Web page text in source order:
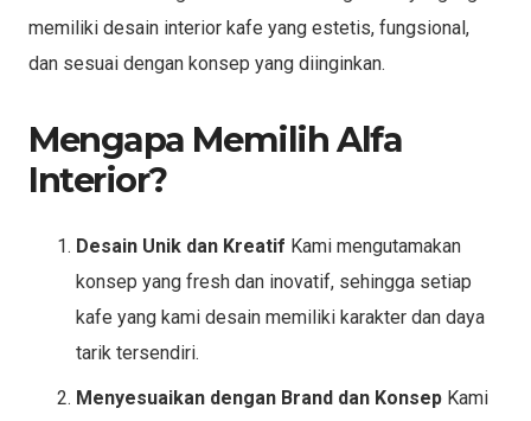
memiliki desain interior kafe yang estetis, fungsional,
dan sesuai dengan konsep yang diinginkan.
Mengapa Memilih Alfa
Interior?
Desain Unik dan Kreatif Kami mengutamakan
konsep yang fresh dan inovatif, sehingga setiap
kafe yang kami desain memiliki karakter dan daya
tarik tersendiri.
Menyesuaikan dengan Brand dan Konsep Kami